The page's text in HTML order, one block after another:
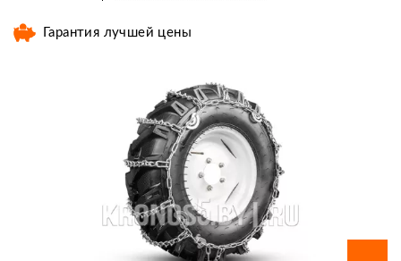
Гарантия лучшей цены